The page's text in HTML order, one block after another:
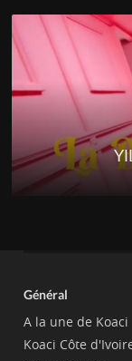
Général
A la une de Koaci
Koaci Côte